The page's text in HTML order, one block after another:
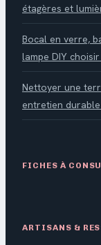
étagères et
Bocal en verre,
lampe DIY
Nettoyer une
entretien
FICHES À
ARTISANS &